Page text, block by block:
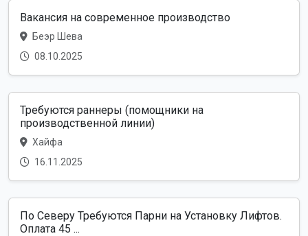
Вакансия на современное производство
Беэр Шева
08.10.2025
Требуются раннеры (помощники на
производственной линии)
Хайфа
16.11.2025
По Северу Требуются Парни на Установку Лифтов.
Оплата 45 ...